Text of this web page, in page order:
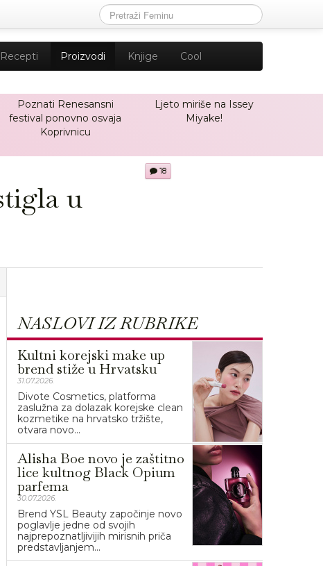
Recepti Proizvodi Knjige Cool
Poznati Renesansni
festival ponovno osvaja
Koprivnicu
Ljeto miriše na Issey
Miyake!
u
18
NASLOVI IZ RUBRIKE
Kultni korejski make up
brend stiže u Hrvatsku
31.07.2026.
Divote Cosmetics, platforma
zaslužna za dolazak korejske clean
kozmetike na hrvatsko tržište,
otvara novo...
Alisha Boe novo je zaštitno
lice kultnog Black Opium
parfema
30.07.2026.
Brend YSL Beauty započinje novo
poglavlje jedne od svojih
najprepoznatljivijih mirisnih priča
predstavljanjem...